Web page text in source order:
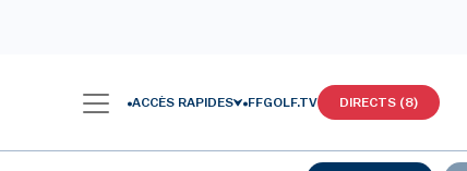
ACCÈS RAPIDES FFGOLF.TV DIRECTS (8)